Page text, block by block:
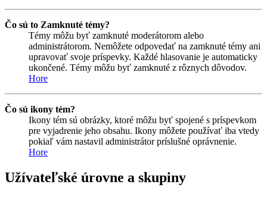
Čo sú to Zamknuté témy?
Témy môžu byť zamknuté moderátorom alebo
administrátorom. Nemôžete odpovedať na zamknuté témy ani
upravovať svoje príspevky. Každé hlasovanie je automaticky
ukončené. Témy môžu byť zamknuté z rôznych dôvodov.
Hore
Čo sú ikony tém?
Ikony tém sú obrázky, ktoré môžu byť spojené s príspevkom
pre vyjadrenie jeho obsahu. Ikony môžete používať iba vtedy
pokiaľ vám nastavil administrátor príslušné oprávnenie.
Hore
Užívateľské úrovne a skupiny